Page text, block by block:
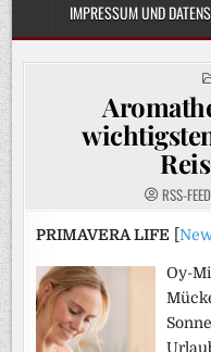
IMPRESSUM UND
RSS-FEED
PRIMAVERA LIFE [
Oy-